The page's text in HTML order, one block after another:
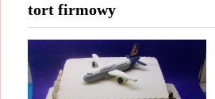
tort firmowy